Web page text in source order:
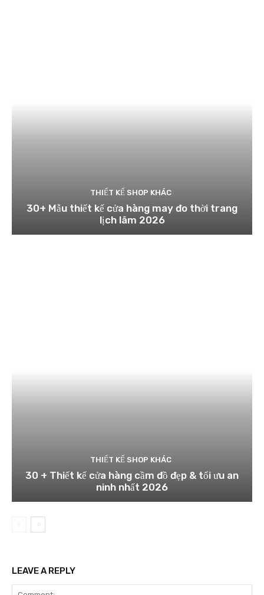
THIẾT KẾ SHOP KHÁC
30+ Mẫu thiết kế cửa hàng may đo thời trang
lịch lãm 2026
THIẾT KẾ SHOP KHÁC
30 + Thiết kế cửa hàng cầm đồ đẹp & tối ưu an
ninh nhất 2026
LEAVE A REPLY